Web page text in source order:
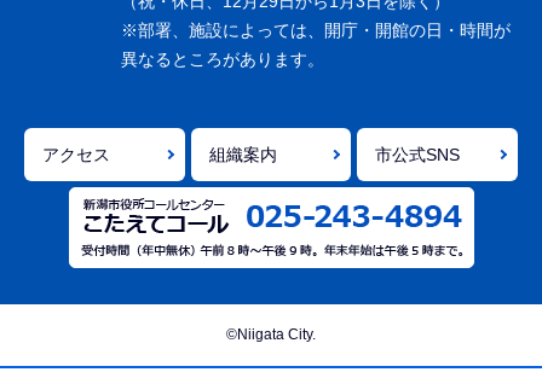
で
※部署、施設によっては、開庁・開館の日・時間が
異なるところがあります。
アクセス 組織案内 市公式SNS
©Niigata City.